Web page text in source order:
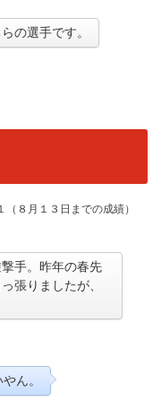
の選手です。
８月１３日までの成績）
手。昨年の春先
張りましたが、
ん。